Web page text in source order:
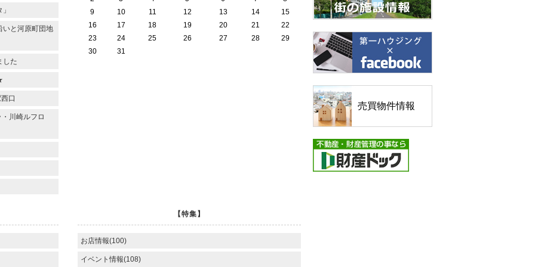
と河原町団地
した
口
川崎ルフロ
9
10 11 12 13 14
15
16
17 18 19 20 21
22
23
24 25 26 27 28
29
30
31
【特集】
お店情報(100)
イベント情報(108)
売買物件情報